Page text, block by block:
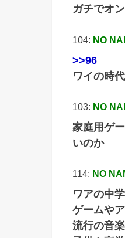
ガチでオ
104: NO
>>96
ワイの時
103: NO
家庭用ゲ
いのか
114: NO
ワアの中
ゲームや
流行の音